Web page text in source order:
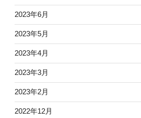
2023年6月
2023年5月
2023年4月
2023年3月
2023年2月
2022年12月